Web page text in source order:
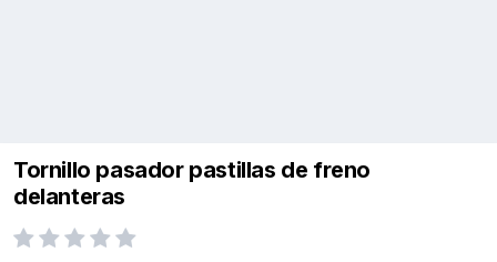
Tornillo pasador pastillas de freno
delanteras